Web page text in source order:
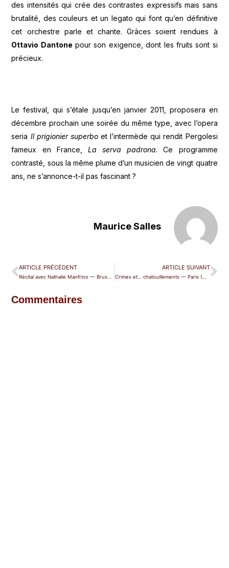
des intensités qui crée des contrastes expressifs mais sans
brutalité, des couleurs et un legato qui font qu’en définitive
cet orchestre parle et chante. Grâces soient rendues à
Ottavio Dantone pour son exigence, dont les fruits sont si
précieux.
Le festival, qui s’étale jusqu’en janvier 2011, proposera en
décembre prochain une soirée du même type, avec l’opera
seria Il prigionier superboet l’intermède qui rendit Pergolesi
fameux en France, La serva padrona. Ce programme
contrasté, sous la même plume d’un musicien de vingt quatre
ans, ne s’annonce-t-il pas fascinant ?
Maurice Salles
ARTICLE PRÉCÉDENT ARTICLE SUIVANT
Crimes et… chatouillements — Paris (Musée d'Orsay)
Commentaires